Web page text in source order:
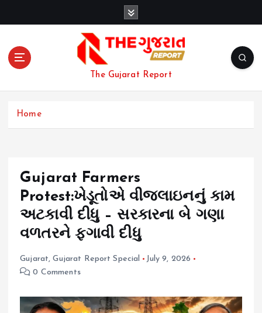
The Gujarat Report
Home
Gujarat Farmers
Protest:ખેડૂતોએ વીજલાઇનનું કામ
અટકાવી દીધુ – સરકારના બે ગણા
વળતરને ફગાવી દીધુ
Gujarat,Gujarat Report Special
July 9, 2026
0 Comments